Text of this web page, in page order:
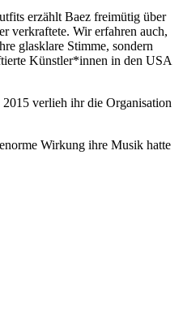
erzählt Baez freimütig über
verkraftete. Wir erfahren auch,
glasklare Stimme, sondern
Künstler*innen in den USA
verlieh ihr die Organisation
Wirkung ihre Musik hatte